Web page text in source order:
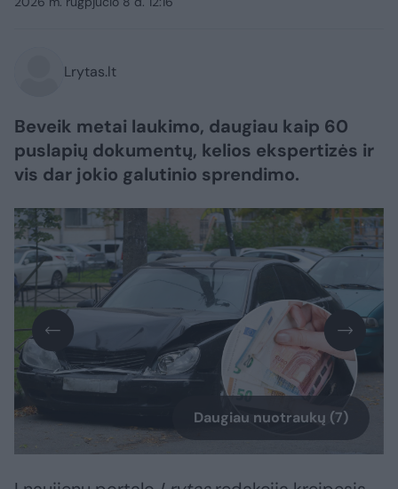
Lrytas.lt
Beveik metai laukimo, daugiau kaip 60
puslapių dokumentų, kelios ekspertizės ir
vis dar jokio galutinio sprendimo.
Daugiau nuotraukų (7)